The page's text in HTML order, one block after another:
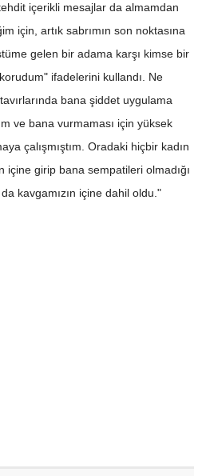
içerikli mesajlar da almamdan
için, artık sabrımın son noktasına
gelen bir adama karşı kimse bir
ifadelerini kullandı. Ne
bana şiddet uygulama
ve bana vurmaması için yüksek
çalışmıştım. Oradaki hiçbir kadın
içine girip bana sempatileri olmadığı
kavgamızın içine dahil oldu."